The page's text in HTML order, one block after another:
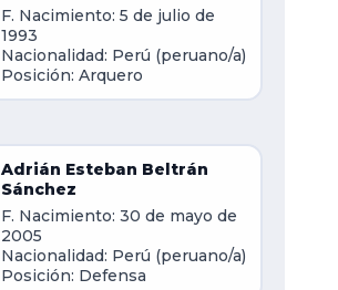
F. Nacimiento: 5 de julio de
1993
Nacionalidad: Perú (peruano/a)
Posición: Arquero
Adrián Esteban Beltrán
Sánchez
F. Nacimiento: 30 de mayo de
2005
Nacionalidad: Perú (peruano/a)
Posición: Defensa